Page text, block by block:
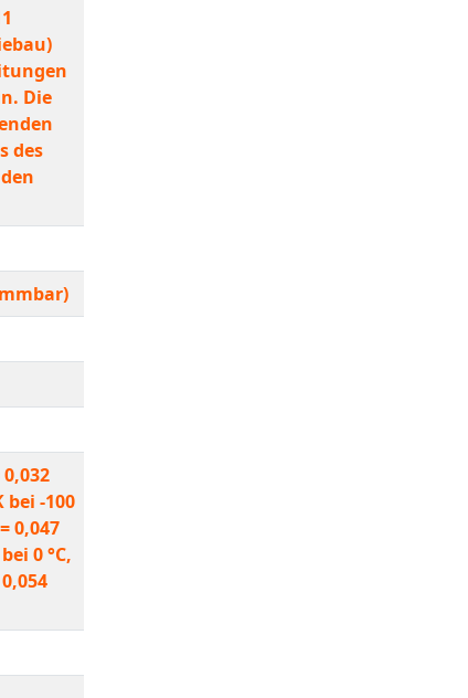
Die
des
bei -100
0,047
0 °C,